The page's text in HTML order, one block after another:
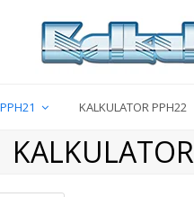
KALKULATOR PPH22